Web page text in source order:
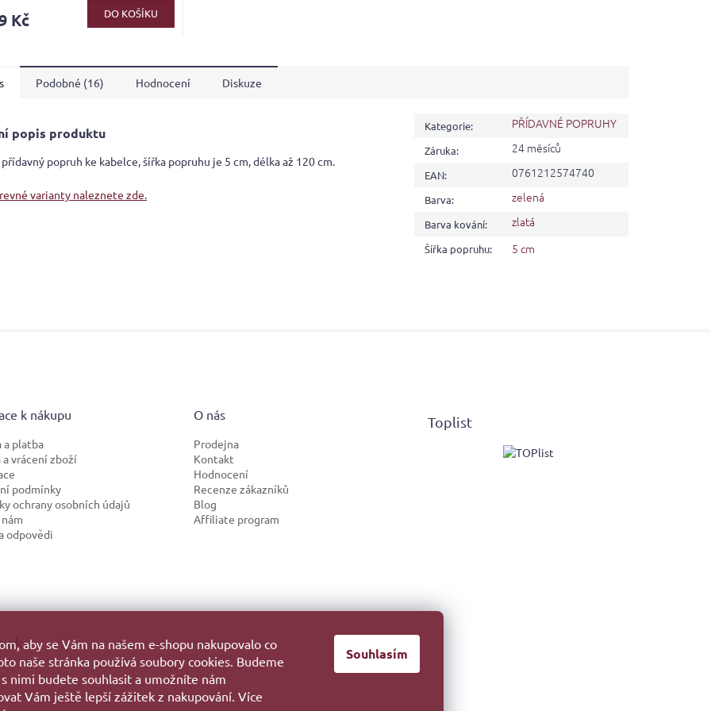
aby se Vám na našem e-shopu nakupovalo co
naše stránka používá soubory cookies. Budeme
nimi budete souhlasit a umožníte nám
Vám ještě lepší zážitek z nakupování. Více
Souhlasím
Kč DO KOŠÍKU
Podobné (16) Hodnocení Diskuze
popis produktu
popruh ke kabelce, šířka popruhu je 5 cm, délka až 120 cm.
varianty naleznete zde.
Kategorie: PŘÍDAVNÉ POPRUHY
Záruka: 24 měsíců
EAN: 0761212574740
Barva: zelená
Barva kování: zlatá
Šířka popruhu: 5 cm
k nákupu
a platba
a vrácení zboží
podmínky
ochrany osobních údajů
odpovědi
O nás
Prodejna
Kontakt
Hodnocení
Recenze zákazníků
Blog
Affiliate program
Toplist